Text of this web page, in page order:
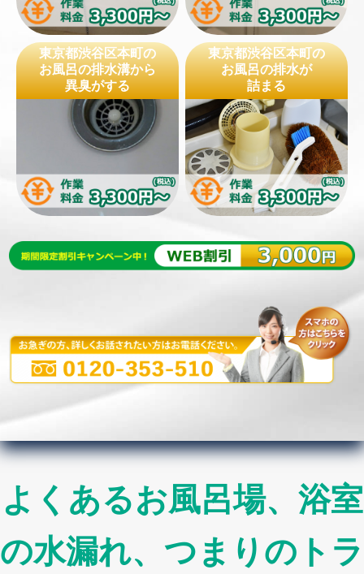
東京都渋谷区本町の
お風呂の排水溝から
異臭がする
東京都渋谷区本町の
お風呂の排水が
詰まる
よくあるお風呂場、浴室
の水漏れ、つまりのトラ